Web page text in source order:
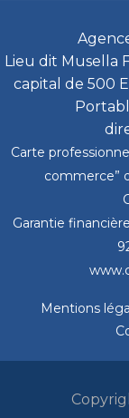
Lieu dit Musella
capital de 500
Carte
commerce”
Garantie
Mentions